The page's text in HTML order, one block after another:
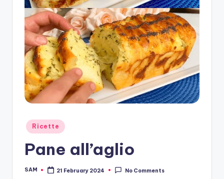
Posted
in
Ricette
Pane all’aglio
Posted
SAM 21 February 2024 No Comments